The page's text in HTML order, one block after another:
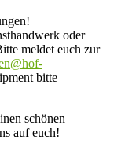
oder
meldet euch zur
bitte
schönen
auf euch!